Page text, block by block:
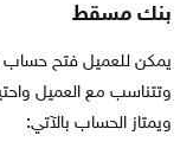
بنك مسقط
يمكن للعميل فتح حساب
وتتناسب مع العميل
ويمتاز الحساب بالآتي: